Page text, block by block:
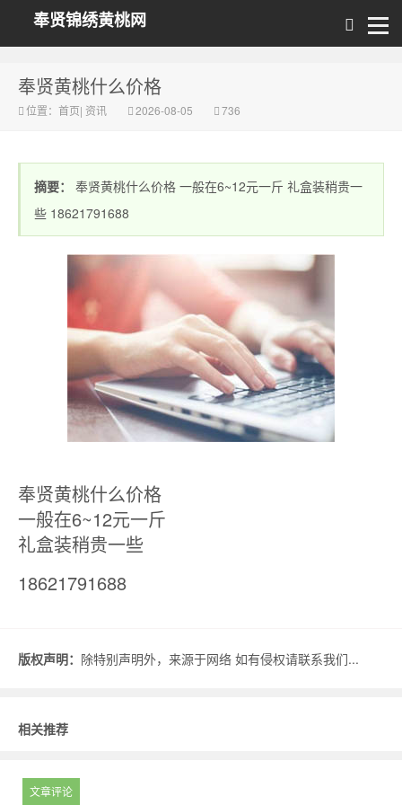
奉贤锦绣黄桃网
奉贤黄桃什么价格
位置： 首页| 资讯 2026-08-05 736
摘要：
奉贤黄桃什么价格 一般在6~12元一斤 礼盒装稍贵一
些 18621791688
奉贤黄桃什么价格
一般在6~12元一斤
礼盒装稍贵一些
18621791688
版权声明： 除特别声明外，来源于网络 如有侵权请联系我们...
相关推荐
文章评论